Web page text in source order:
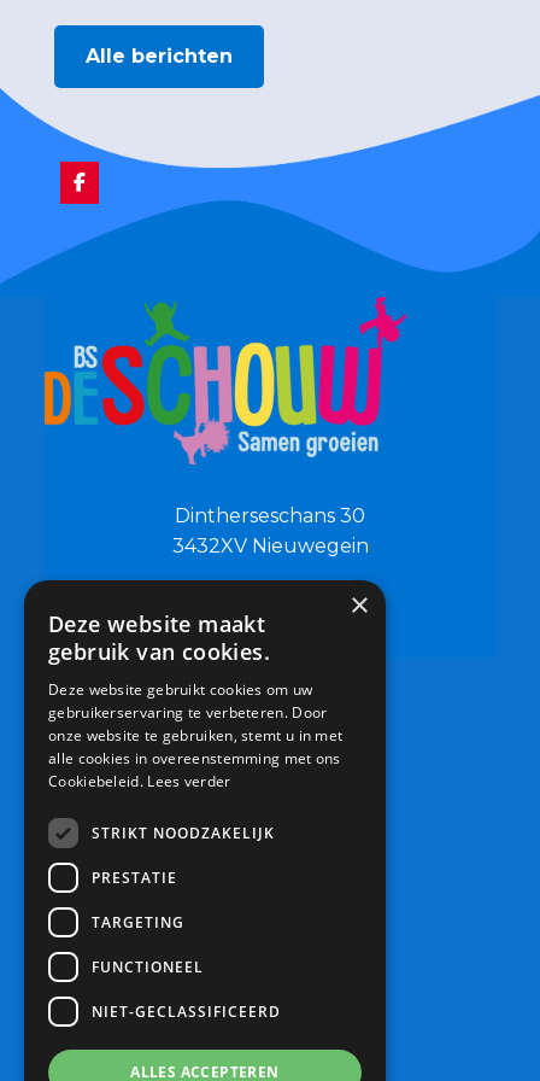
Alle berichten
Dintherseschans 30
3432XV Nieuwegein
0306019500
info@bsdeschouw.nl
×
Deze website maakt
gebruik van cookies.
Deze website gebruikt cookies om uw
gebruikerservaring te verbeteren. Door
onze website te gebruiken, stemt u in met
alle cookies in overeenstemming met ons
Cookiebeleid. Lees verder
STRIKT NOODZAKELIJK
PRESTATIE
TARGETING
FUNCTIONEEL
NIET-GECLASSIFICEERD
ALLES ACCEPTEREN